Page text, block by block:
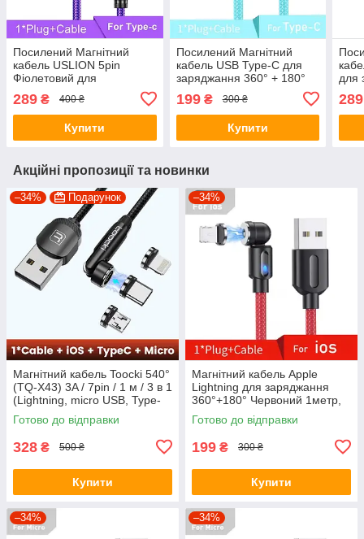
Посилений Магнітний
кабель USLION 5pin
Фіолетовий для
даних (USB Type-C) 540°,
1метр, 5A
289 ₴ 400 ₴
Купити
Посилений Магнітний
кабель USB Type-C для
заряджання 360° + 180°
199₴ 300 ₴
Купити
для
289
Акційні пропозиції та новинки
–34% Подарунок
Магнітний кабель Toocki 540°
(ТQ-Х43) 3A / 7pin / 1 м / 3 в 1
(Lightning, micro USB, Type-
C) для заряджання та
передачі даних
Готово до відправки
328 ₴ 500 ₴
Купити
–34%
Магнітний кабель Apple
Lightning для заряджання
360°+180° Червоний 1метр,
2.1A
Готово до відправки
199 ₴ 300 ₴
Купити
–34% –34%